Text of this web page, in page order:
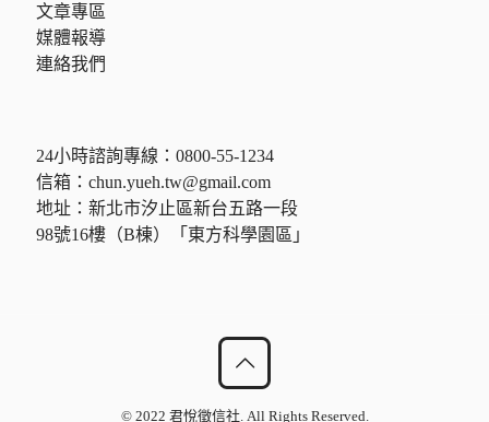
文章專區
媒體報導
連絡我們
24小時諮詢專線： 0800-55-1234
信箱： chun.yueh.tw@gmail.com
地址：新北市汐止區新台五路一段
98號16樓（B棟）「東方科學園區」
© 2022 君悅徵信社. All Rights Reserved.